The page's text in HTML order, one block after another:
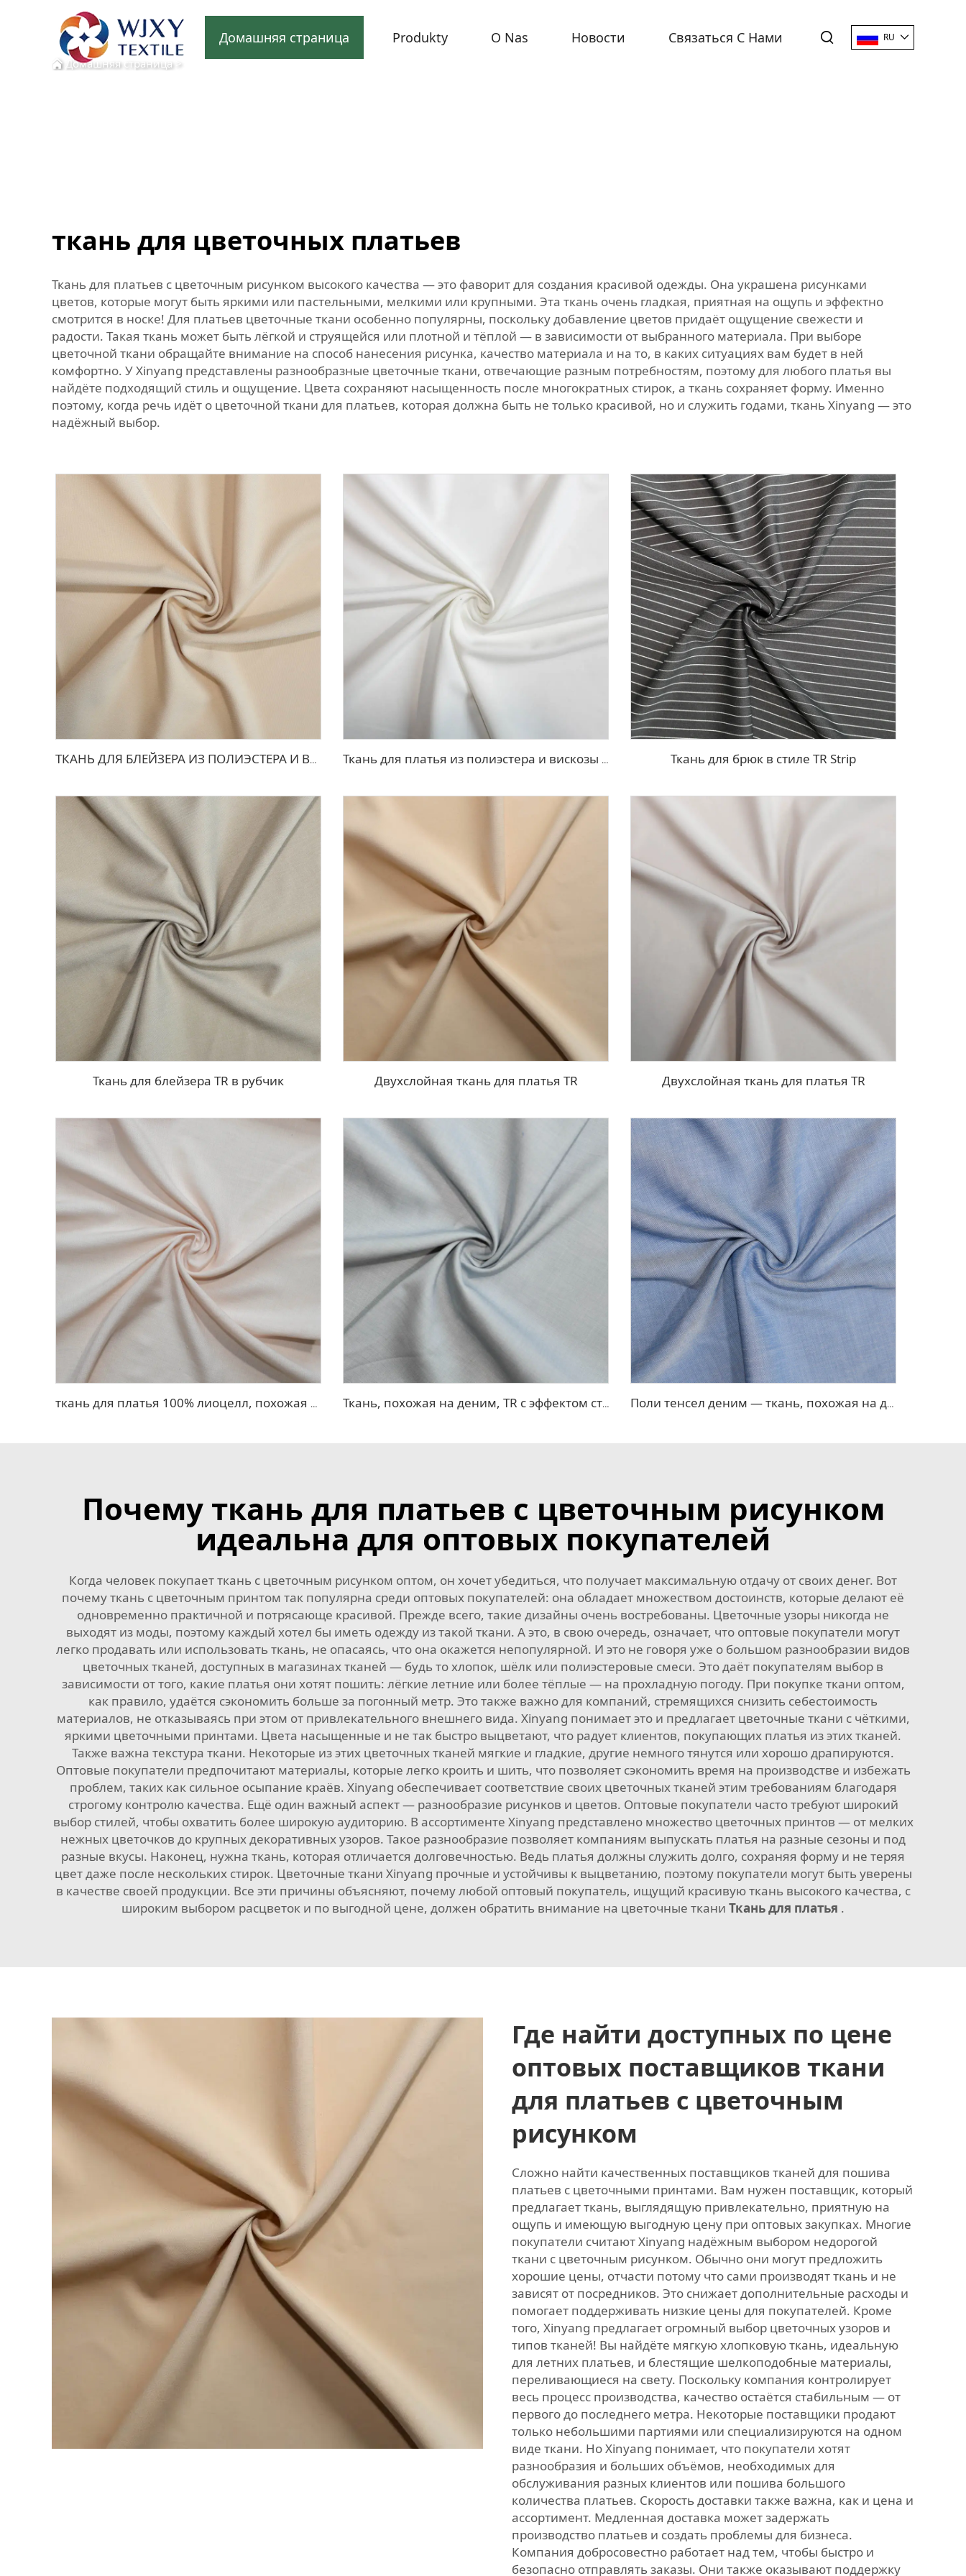
Домашняя страница Produkty O Nas Новости Связаться С Нами RU
Домашняя страница>
ткань для цветочных платьев
Ткань для платьев с цветочным рисунком высокого качества — это фаворит для создания красивой одежды. Она украшена рисунками
цветов, которые могут быть яркими или пастельными, мелкими или крупными. Эта ткань очень гладкая, приятная на ощупь и эффектно
смотрится в носке! Для платьев цветочные ткани особенно популярны, поскольку добавление цветов придаёт ощущение свежести и
радости. Такая ткань может быть лёгкой и струящейся или плотной и тёплой — в зависимости от выбранного материала. При выборе
цветочной ткани обращайте внимание на способ нанесения рисунка, качество материала и на то, в каких ситуациях вам будет в ней
комфортно. У Xinyang представлены разнообразные цветочные ткани, отвечающие разным потребностям, поэтому для любого платья вы
найдёте подходящий стиль и ощущение. Цвета сохраняют насыщенность после многократных стирок, а ткань сохраняет форму. Именно
поэтому, когда речь идёт о цветочной ткани для платьев, которая должна быть не только красивой, но и служить годами, ткань Xinyang — это
надёжный выбор.
ТКАНЬ ДЛЯ БЛЕЙЗЕРА ИЗ ПОЛИЭСТЕРА И ВИСКОЗЫ Ткань для платья из полиэстера и вискозы с эффектом стрейч Ткань для брюк в стиле TR Strip
Ткань для блейзера TR в рубчик Двухслойная ткань для платья TR Двухслойная ткань для платья TR
ткань для платья 100% лиоцелл, похожая на лен Ткань, похожая на деним, TR с эффектом стрейч Поли тенсел деним — ткань, похожая на джинсовую
Почему ткань для платьев с цветочным рисунком
идеальна для оптовых покупателей
Когда человек покупает ткань с цветочным рисунком оптом, он хочет убедиться, что получает максимальную отдачу от своих денег. Вот
почему ткань с цветочным принтом так популярна среди оптовых покупателей: она обладает множеством достоинств, которые делают её
одновременно практичной и потрясающе красивой. Прежде всего, такие дизайны очень востребованы. Цветочные узоры никогда не
выходят из моды, поэтому каждый хотел бы иметь одежду из такой ткани. А это, в свою очередь, означает, что оптовые покупатели могут
легко продавать или использовать ткань, не опасаясь, что она окажется непопулярной. И это не говоря уже о большом разнообразии видов
цветочных тканей, доступных в магазинах тканей — будь то хлопок, шёлк или полиэстеровые смеси. Это даёт покупателям выбор в
зависимости от того, какие платья они хотят пошить: лёгкие летние или более тёплые — на прохладную погоду. При покупке ткани оптом,
как правило, удаётся сэкономить больше за погонный метр. Это также важно для компаний, стремящихся снизить себестоимость
материалов, не отказываясь при этом от привлекательного внешнего вида. Xinyang понимает это и предлагает цветочные ткани с чёткими,
яркими цветочными принтами. Цвета насыщенные и не так быстро выцветают, что радует клиентов, покупающих платья из этих тканей.
Также важна текстура ткани. Некоторые из этих цветочных тканей мягкие и гладкие, другие немного тянутся или хорошо драпируются.
Оптовые покупатели предпочитают материалы, которые легко кроить и шить, что позволяет сэкономить время на производстве и избежать
проблем, таких как сильное осыпание краёв. Xinyang обеспечивает соответствие своих цветочных тканей этим требованиям благодаря
строгому контролю качества. Ещё один важный аспект — разнообразие рисунков и цветов. Оптовые покупатели часто требуют широкий
выбор стилей, чтобы охватить более широкую аудиторию. В ассортименте Xinyang представлено множество цветочных принтов — от мелких
нежных цветочков до крупных декоративных узоров. Такое разнообразие позволяет компаниям выпускать платья на разные сезоны и под
разные вкусы. Наконец, нужна ткань, которая отличается долговечностью. Ведь платья должны служить долго, сохраняя форму и не теряя
цвет даже после нескольких стирок. Цветочные ткани Xinyang прочные и устойчивы к выцветанию, поэтому покупатели могут быть уверены
в качестве своей продукции. Все эти причины объясняют, почему любой оптовый покупатель, ищущий красивую ткань высокого качества, с
широким выбором расцветок и по выгодной цене, должен обратить внимание на цветочные ткани Ткань для платья .
Где найти доступных по цене
оптовых поставщиков ткани
для платьев с цветочным
рисунком
Сложно найти качественных поставщиков тканей для пошива
платьев с цветочными принтами. Вам нужен поставщик, который
предлагает ткань, выглядящую привлекательно, приятную на
ощупь и имеющую выгодную цену при оптовых закупках. Многие
покупатели считают Xinyang надёжным выбором недорогой
ткани с цветочным рисунком. Обычно они могут предложить
хорошие цены, отчасти потому что сами производят ткань и не
зависят от посредников. Это снижает дополнительные расходы и
помогает поддерживать низкие цены для покупателей. Кроме
того, Xinyang предлагает огромный выбор цветочных узоров и
типов тканей! Вы найдёте мягкую хлопковую ткань, идеальную
для летних платьев, и блестящие шелкоподобные материалы,
переливающиеся на свету. Поскольку компания контролирует
весь процесс производства, качество остаётся стабильным — от
первого до последнего метра. Некоторые поставщики продают
только небольшими партиями или специализируются на одном
виде ткани. Но Xinyang понимает, что покупатели хотят
разнообразия и больших объёмов, необходимых для
обслуживания разных клиентов или пошива большого
количества платьев. Скорость доставки также важна, как и цена и
ассортимент. Медленная доставка может задержать
производство платьев и создать проблемы для бизнеса.
Компания добросовестно работает над тем, чтобы быстро и
безопасно отправлять заказы. Они также оказывают поддержку